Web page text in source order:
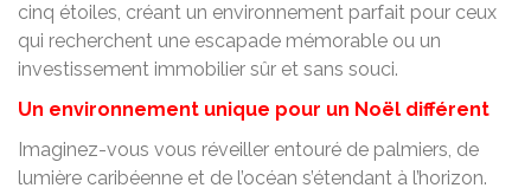
cinq étoiles, créant un environnement parfait pour ceux
qui recherchent une escapade mémorable ou un
investissement immobilier sûr et sans souci.
Un environnement unique pour un Noël différent
Imaginez-vous vous réveiller entouré de palmiers, de
lumière caribéenne et de l’océan s’étendant à l’horizon.